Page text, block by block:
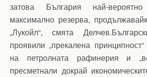
затова България най-
максимално резерва,
„Лукойл“, смята
проявили „прекалена
на петролната рафинерия и
пресметнали докрай